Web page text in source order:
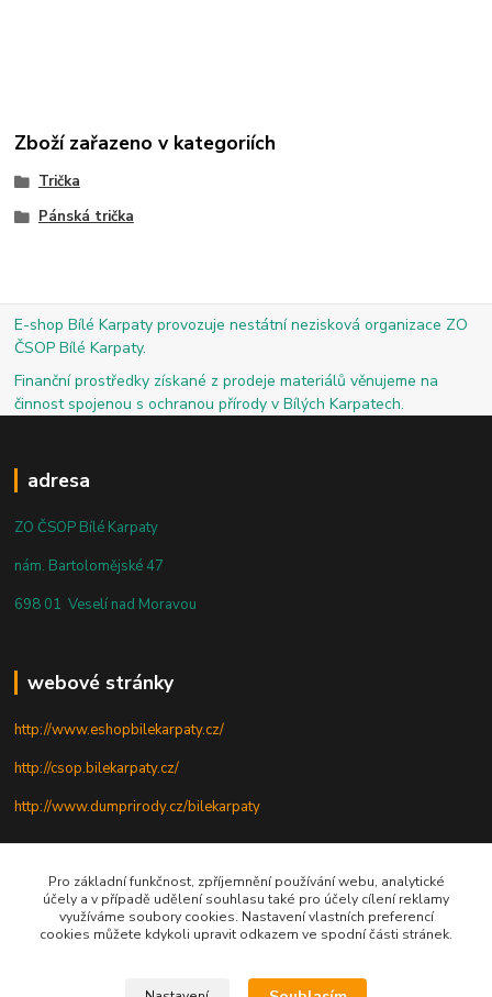
Zboží zařazeno v kategoriích
Trička
Pánská trička
E-shop Bílé Karpaty provozuje nestátní nezisková organizace ZO
ČSOP Bílé Karpaty.
Finanční prostředky získané z prodeje materiálů věnujeme na
činnost spojenou s ochranou přírody v Bílých Karpatech.
adresa
ZO ČSOP Bílé Karpaty
nám. Bartolomějské 47
698 01 Veselí nad Moravou
webové stránky
http://www.eshopbilekarpaty.cz/
http://csop.bilekarpaty.cz/
http://www.dumprirody.cz/bilekarpaty
telefon
+420 725 437 882
Pro základní funkčnost, zpříjemnění používání webu, analytické
účely a v případě udělení souhlasu také pro účely cílení reklamy
využíváme soubory cookies. Nastavení vlastních preferencí
cookies můžete kdykoli upravit odkazem ve spodní části stránek.